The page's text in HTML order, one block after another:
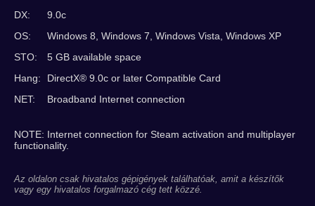
DX:
9.0c
OS:
Windows 8, Windows 7, Windows Vista, Windows XP
STO:
5 GB available space
Hang:
DirectX® 9.0c or later Compatible Card
NET:
Broadband Internet connection
NOTE: Internet connection for Steam activation and multiplayer
functionality.
Az oldalon csak hivatalos gépigények találhatóak, amit a készítők
vagy egy hivatalos forgalmazó cég tett közzé.